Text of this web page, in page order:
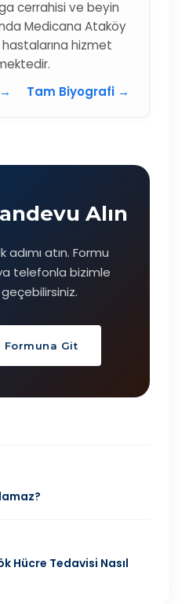
cerrahisi ve beyin
Medicana Ataköy
hizmet
Tam Biyografi →
Alın
adımı atın. Formu
telefonla bizimle
Formuna Git
Hücre Tedavisi Nasıl